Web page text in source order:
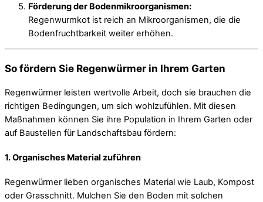
Förderung der Bodenmikroorganismen:
Regenwurmkot ist reich an Mikroorganismen, die die
Bodenfruchtbarkeit weiter erhöhen.
So fördern Sie Regenwürmer in Ihrem Garten
Regenwürmer leisten wertvolle Arbeit, doch sie brauchen die
richtigen Bedingungen, um sich wohlzufühlen. Mit diesen
Maßnahmen können Sie ihre Population in Ihrem Garten oder
auf Baustellen für Landschaftsbau fördern:
1.Organisches Material zuführen
Regenwürmer lieben organisches Material wie Laub, Kompost
oder Grasschnitt. Mulchen Sie den Boden mit solchen